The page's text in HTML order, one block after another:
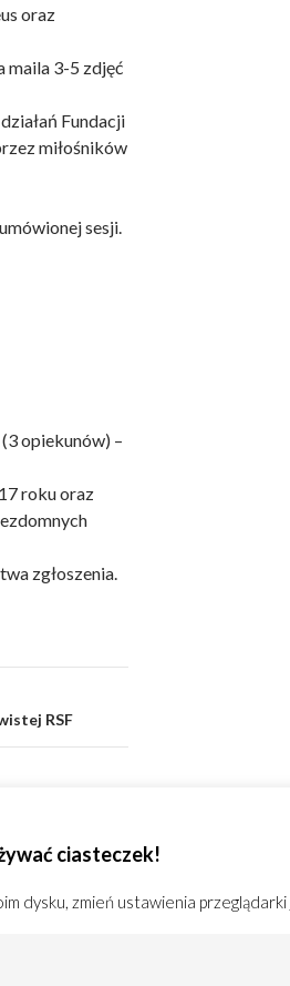
oraz
maila 3-5 zdjęć
Fundacji
miłośników
sesji.
opiekunów) –
roku oraz
zgłoszenia.
RSF
ciasteczek!
dysku, zmień ustawienia przeglądarki